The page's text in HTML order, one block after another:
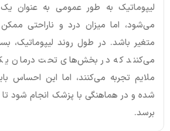
لیپوماتیک به طور عمومی به عنوان
می‌شود، اما میزان درد و ناراحتی
متغیر باشد. در طول روند لیپوماتیک،
می‌کنند که در بخش‌های تحت درمان
ملایم تجربه می‌کنند، اما این احساس
شده و در هماهنگی با پزشک انجام شود تا
برسد.